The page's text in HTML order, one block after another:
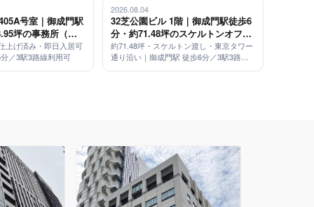
号室｜御成門駅
坪の事務所（内
即日入居可）
上げ済み・即日入居可
／3駅3路線利用可
2026.08.04
32芝公園ビル 1階｜御成門駅徒歩6
分・約71.48坪のスケルトンオフィ
ス（東京タワー通り沿い）
約71.48坪・スケルトン渡し・東京タワー
通り沿い｜御成門駅 徒歩6分／3駅3路線